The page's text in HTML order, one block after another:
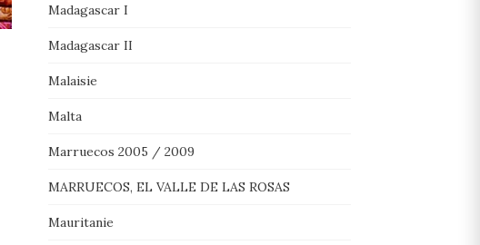
Madagascar I
Madagascar II
Malaisie
Malta
Marruecos 2005 / 2009
MARRUECOS, EL VALLE DE LAS ROSAS
Mauritanie